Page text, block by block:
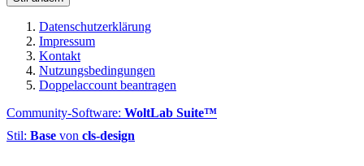
Datenschutzerklärung
Impressum
Kontakt
Nutzungsbedingungen
Doppelaccount beantragen
Community-Software: WoltLab Suite™
Stil: Base von cls-design